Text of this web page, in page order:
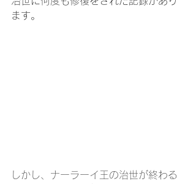
ます。
しかし、ナーラーイ王の治世が終わる